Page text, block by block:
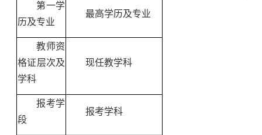
第一学
历及专业
最高学历及专业
教师资
格证层次及
学科
现任教学科
报考学
段
报考学科